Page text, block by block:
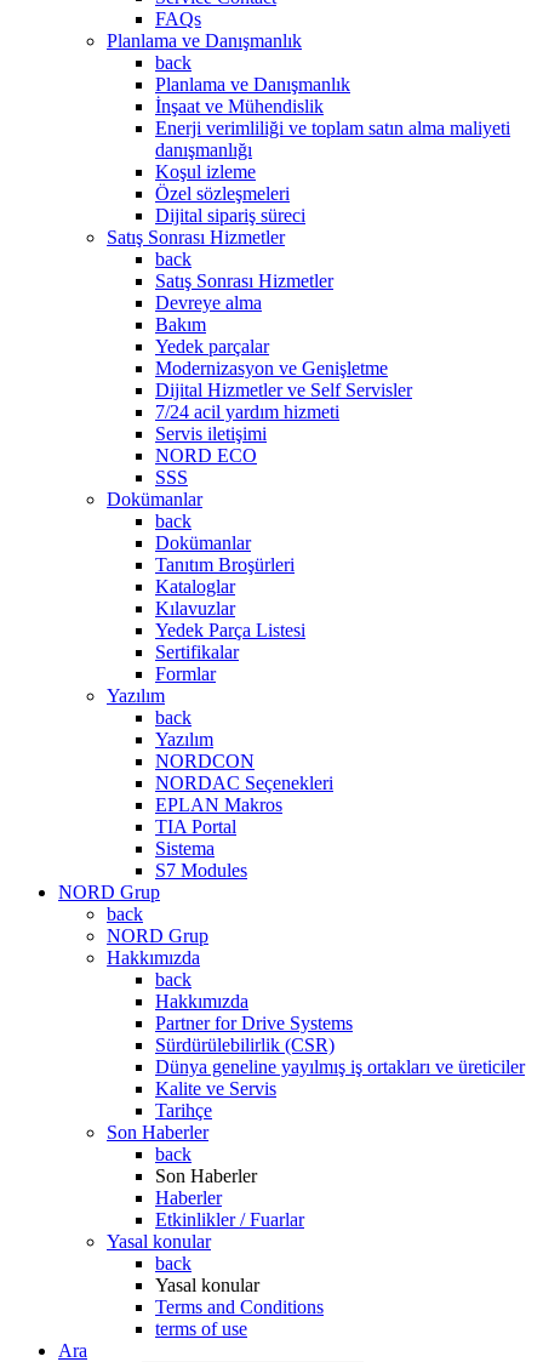
FAQs
Planlama ve Danışmanlık
back
Planlama ve Danışmanlık
İnşaat ve Mühendislik
Enerji verimliliği ve toplam satın alma maliyeti
danışmanlığı
Koşul izleme
Özel sözleşmeleri
Dijital sipariş süreci
Satış Sonrası Hizmetler
back
Satış Sonrası Hizmetler
Devreye alma
Bakım
Yedek parçalar
Modernizasyon ve Genişletme
Dijital Hizmetler ve Self Servisler
7/24 acil yardım hizmeti
Servis iletişimi
NORD ECO
SSS
Dokümanlar
back
Dokümanlar
Tanıtım Broşürleri
Kataloglar
Kılavuzlar
Yedek Parça Listesi
Sertifikalar
Formlar
Yazılım
back
Yazılım
NORDCON
NORDAC Seçenekleri
EPLAN Makros
TIA Portal
Sistema
S7 Modules
NORD Grup
back
NORD Grup
Hakkımızda
back
Hakkımızda
Partner for Drive Systems
Sürdürülebilirlik (CSR)
Dünya geneline yayılmış iş ortakları ve üreticiler
Kalite ve Servis
Tarihçe
Son Haberler
back
Son Haberler
Haberler
Etkinlikler / Fuarlar
Yasal konular
back
Yasal konular
Terms and Conditions
terms of use
Ara